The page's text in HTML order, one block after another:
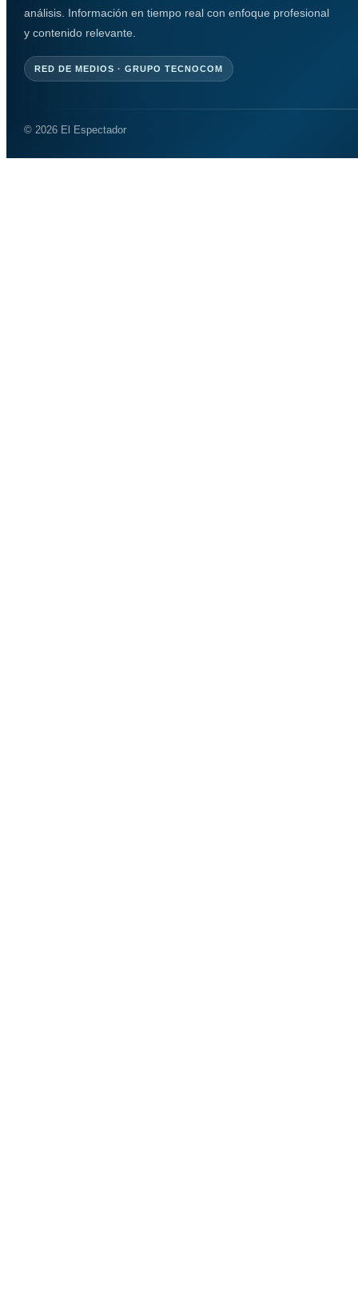
análisis. Información en tiempo real con enfoque profesional
y contenido relevante.
RED DE MEDIOS · GRUPO TECNOCOM
© 2026 El Espectador